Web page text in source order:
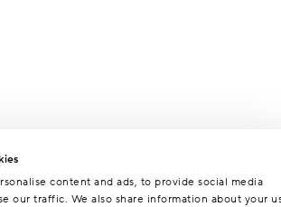
content and ads, to provide social media
our traffic. We also share information about your